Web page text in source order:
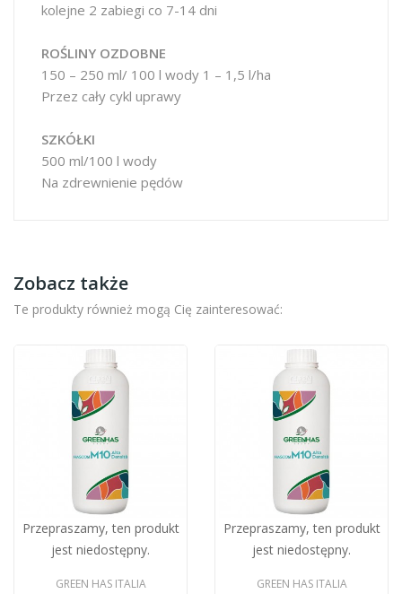
kolejne 2 zabiegi co 7-14 dni
ROŚLINY OZDOBNE
150 – 250 ml/ 100 l wody 1 – 1,5 l/ha
Przez cały cykl uprawy
SZKÓŁKI
500 ml/100 l wody
Na zdrewnienie pędów
Zobacz także
Te produkty również mogą Cię zainteresować:
Przepraszamy, ten produkt
jest niedostępny.
GREEN HAS ITALIA
Przepraszamy, ten produkt
jest niedostępny.
GREEN HAS ITALIA